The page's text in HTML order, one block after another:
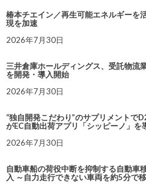
椿本チエイン／再生可能エネルギーを
現を加速
2026年7月30日
三井倉庫ホールディングス、受託物流
を開発・導入開始
2026年7月30日
“独自開発こだわり”のサプリメントで
がEC自動出荷アプリ「シッピーノ」を
2026年7月30日
自動車船の荷役中断を抑制する自動車
入 ～自力走行できない車両を約5分で